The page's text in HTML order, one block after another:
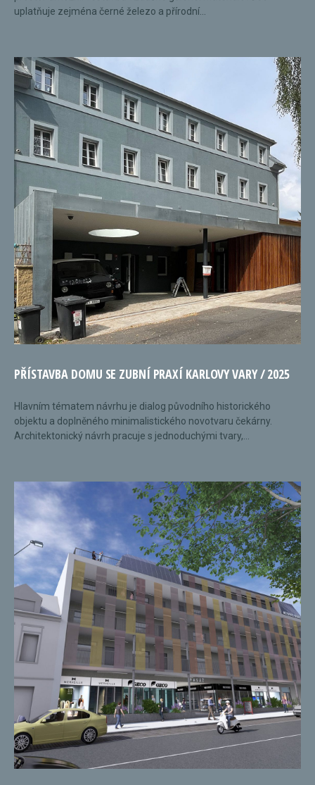
uplatňuje zejména černé železo a přírodní...
PŘÍSTAVBA DOMU SE ZUBNÍ PRAXÍ KARLOVY VARY / 2025
Hlavním tématem návrhu je dialog původního historického
objektu a doplněného minimalistického novotvaru čekárny.
Architektonický návrh pracuje s jednoduchými tvary,...